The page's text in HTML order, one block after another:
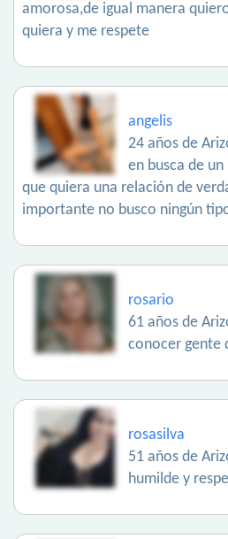
amorosa,de igual manera
quiera y me respete
angelis
24 años de
en busca de
que quiera una relación de
importante no busco ningún
rosario
61 años de
conocer gente
rosasilva
51 años de
humilde y